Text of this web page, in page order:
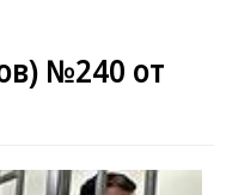
№240 от